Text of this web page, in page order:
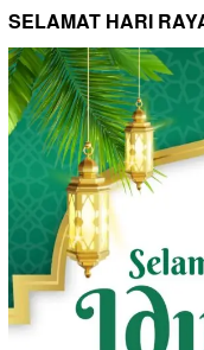
SELAMAT HARI